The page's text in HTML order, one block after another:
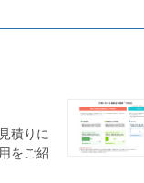
積りに
をご紹